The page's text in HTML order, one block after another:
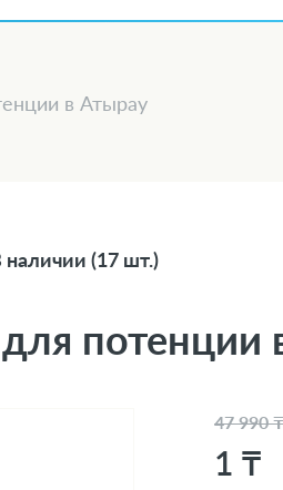
в Атырау
наличии (17 шт.)
потенции
47 990 ₸
1 ₸